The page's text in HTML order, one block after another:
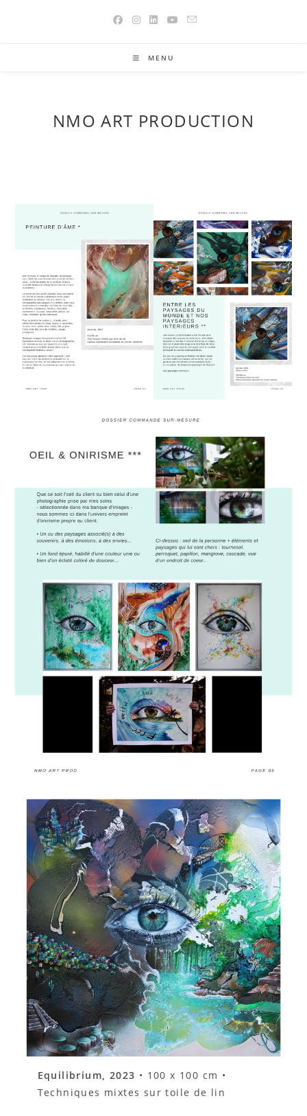
MENU
NMO ART PRODUCTION
Equilibrium, 2023 • 100 x 100 cm •
Techniques mixtes sur toile de lin